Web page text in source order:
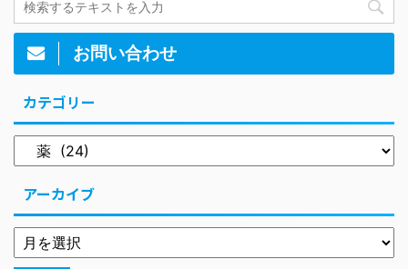
お問い合わせ
カテゴリー
アーカイブ